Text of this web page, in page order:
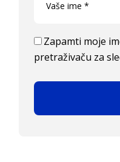
Zapamti moje
pretraživaču za